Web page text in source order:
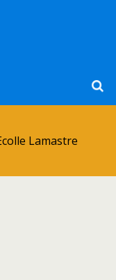
Lamastre